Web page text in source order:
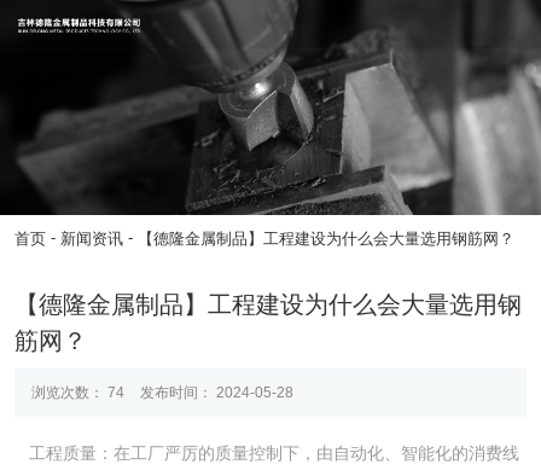
首页 - 新闻资讯 - 【德隆金属制品】工程建设为什么会大量选用钢筋网？
【德隆金属制品】工程建设为什么会大量选用钢
筋网？
浏览次数： 74 发布时间： 2024-05-28
工程质量：在工厂严厉的质量控制下，由自动化、智能化的消费线